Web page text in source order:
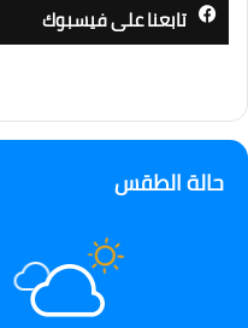
تابعنا على فيسبوك
حالة الطقس